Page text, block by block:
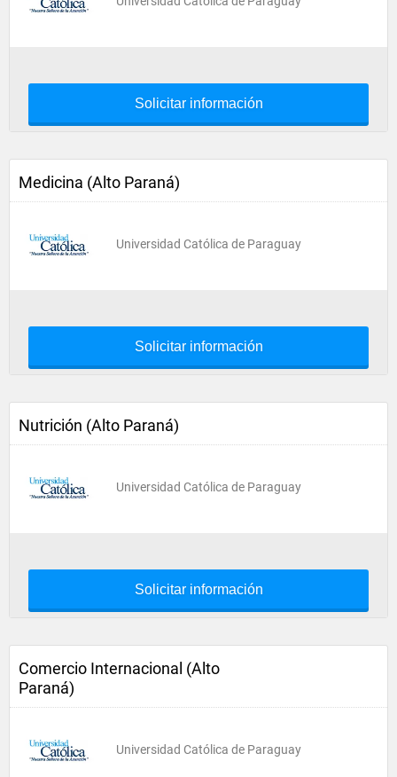
Solicitar información
Medicina (Alto Paraná)
Universidad Católica de Paraguay
Solicitar información
Nutrición (Alto Paraná)
Universidad Católica de Paraguay
Solicitar información
Comercio Internacional (Alto
Paraná)
Universidad Católica de Paraguay